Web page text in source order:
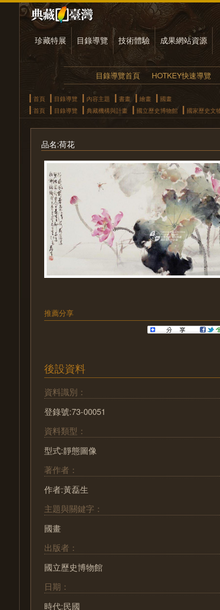
珍藏特展 目錄導覽 技術體驗 成果網站資源
目錄導覽首頁 HOTKEY快速導覽
首頁 目錄導覽 內容主題 書畫 繪畫
國畫
首頁
目錄導覽 典藏機構與計畫 國立歷史博物館 國家歷史文
品名:荷花
推薦分享
後設資料
資料識別：
登錄號:73-00051
資料類型：
型式:靜態圖像
著作者：
作者:黃磊生
主題與關鍵字：
國畫
出版者：
國立歷史博物館
日期：
時代:民國